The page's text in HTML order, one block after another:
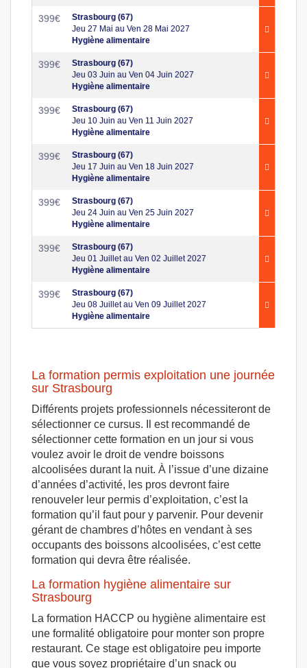
399€
Strasbourg (67)
Jeu 27 Mai au Ven 28 Mai 2027
Hygiène alimentaire
399€
Strasbourg (67)
Jeu 03 Juin au Ven 04 Juin 2027
Hygiène alimentaire
399€
Strasbourg (67)
Jeu 10 Juin au Ven 11 Juin 2027
Hygiène alimentaire
399€
Strasbourg (67)
Jeu 17 Juin au Ven 18 Juin 2027
Hygiène alimentaire
399€
Strasbourg (67)
Jeu 24 Juin au Ven 25 Juin 2027
Hygiène alimentaire
399€
Strasbourg (67)
Jeu 01 Juillet au Ven 02 Juillet 2027
Hygiène alimentaire
399€
Strasbourg (67)
Jeu 08 Juillet au Ven 09 Juillet 2027
Hygiène alimentaire
La formation permis exploitation une journée
sur Strasbourg
Différents projets professionnels nécessiteront de
sélectionner ce cursus. Il est recommandé de
sélectionner cette formation en un jour si vous
voulez avoir le droit de vendre boissons
alcoolisées durant la nuit. À l’issue d’une dizaine
d’années d’activité, les pros devront faire
renouveler leur permis d’exploitation, c’est la
formation qu’il faut pour y parvenir. Pour devenir
gérant de chambres d’hôtes en vendant à ses
occupants des boissons alcoolisées, c’est cette
formation qui devra être réalisée.
La formation hygiène alimentaire sur
Strasbourg
La formation HACCP ou hygiène alimentaire est
une formalité obligatoire pour monter son propre
restaurant. Ce stage est obligatoire peu importe
que vous soyez propriétaire d’un snack ou